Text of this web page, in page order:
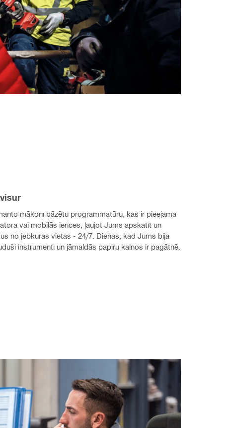
mākonī bāzētu programmatūru, kas ir pieejama
vai mobilās ierīces, ļaujot Jums apskatīt un
no jebkuras vietas - 24/7. Dienas, kad Jums bija
instrumenti un jāmaldās papīru kalnos ir pagātnē.